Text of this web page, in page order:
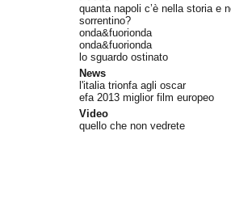
quanta napoli c’è nella storia e
sorrentino?
onda&fuorionda
onda&fuorionda
lo sguardo ostinato
News
l'italia trionfa agli oscar
efa 2013 miglior film europeo
Video
quello che non vedrete